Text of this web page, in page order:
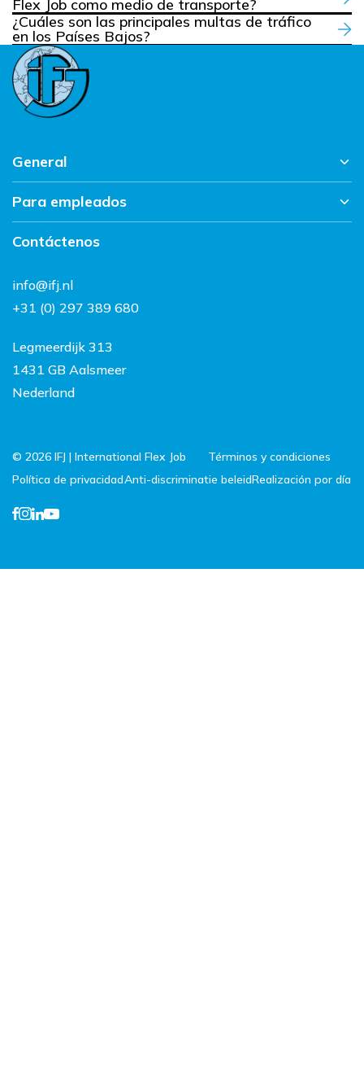
Flex Job como medio de transporte?
¿Cuáles son las principales multas de tráfico
en los Países Bajos?
General
Página principal
Resumen de noticias
Para empleados
Volné pozície
Trabajar y vivir en los
Países Bajos
Contáctenos
info@ifj.nl
+31 (0) 297 389 680
Legmeerdijk 313
1431 GB Aalsmeer
Nederland
© 2026 IFJ | International Flex Job
Términos y condiciones
Política de privacidadAnti-discriminatie beleidRealización por día